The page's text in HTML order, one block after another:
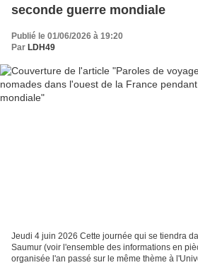
seconde guerre mondiale
Publié le 01/06/2026 à 19:20
Par LDH49
Jeudi 4 juin 2026 Cette journée qui se tiendra
Saumur (voir l'ensemble des informations en
organisée l'an passé sur le même thème à